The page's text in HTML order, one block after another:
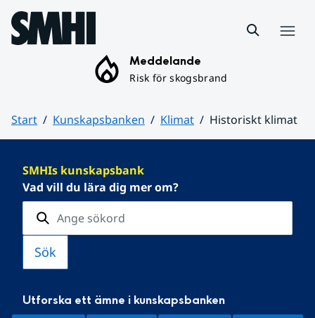
Hoppa till sidans innehåll
Meddelande
Risk för skogsbrand
Start Kunskapsbanken Klimat
Historiskt klimat
SMHIs kunskapsbank
Vad vill du lära dig mer om?
Utforska ett ämne i kunskapsbanken